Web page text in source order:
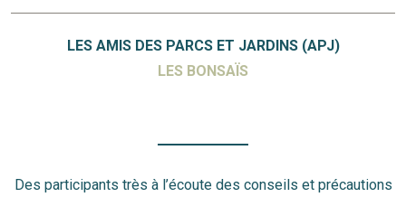
LES AMIS DES PARCS ET JARDINS (APJ)
LES BONSAÏS
Des participants très à l’écoute des conseils et précautions